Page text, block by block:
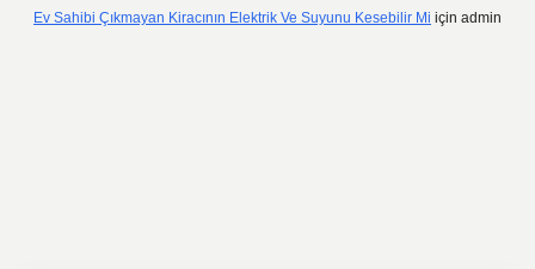
Ev Sahibi Çıkmayan Kiracının Elektrik Ve Suyunu Kesebilir Mi için admin